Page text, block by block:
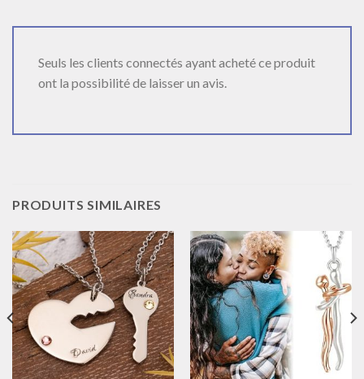
Seuls les clients connectés ayant acheté ce produit
ont la possibilité de laisser un avis.
PRODUITS SIMILAIRES